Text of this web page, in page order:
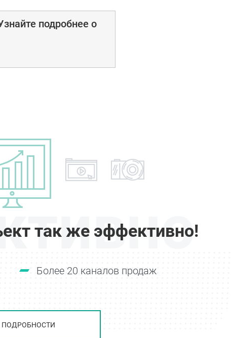
подробнее о
так же эффективно!
Более 20 каналов продаж
ПОДРОБНОСТИ